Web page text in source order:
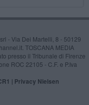
- Via Dei Martelli, 8 - 50129
TOSCANA MEDIA
presso il Tribunale di Firenze
ROC 22105 - C.F. e P.Iva
| Privacy Nielsen